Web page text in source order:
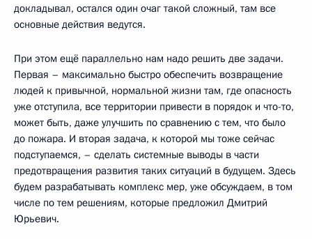
докладывал, остался один очаг такой сложный, там все
основные действия ведутся.
При этом ещё параллельно нам надо решить две задачи.
Первая – максимально быстро обеспечить возвращение
людей к привычной, нормальной жизни там, где опасность
уже отступила, все территории привести в порядок и что-то,
может быть, даже улучшить по сравнению с тем, что было
до пожара. И вторая задача, к которой мы тоже сейчас
подступаемся, – сделать системные выводы в части
предотвращения развития таких ситуаций в будущем. Здесь
будем разрабатывать комплекс мер, уже обсуждаем, в том
числе по тем решениям, которые предложил Дмитрий
Юрьевич.